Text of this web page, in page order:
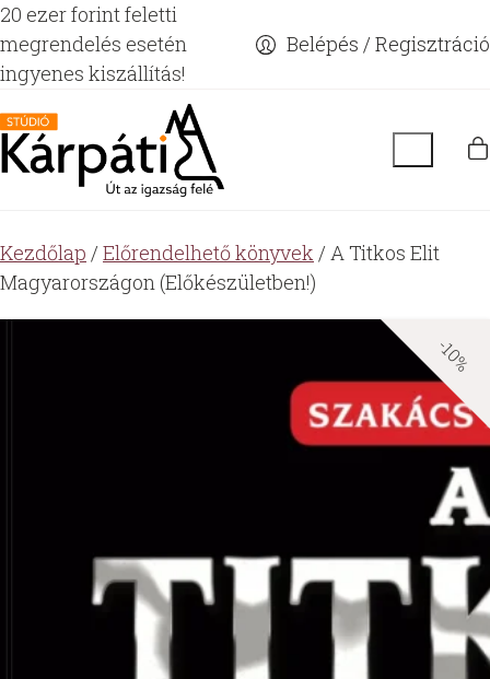
20 ezer forint feletti
megrendelés esetén
ingyenes kiszállítás!
Belépés / Regisztráció
Kezdőlap /Előrendelhető könyvek / A Titkos Elit
Magyarországon (Előkészületben!)
-10%